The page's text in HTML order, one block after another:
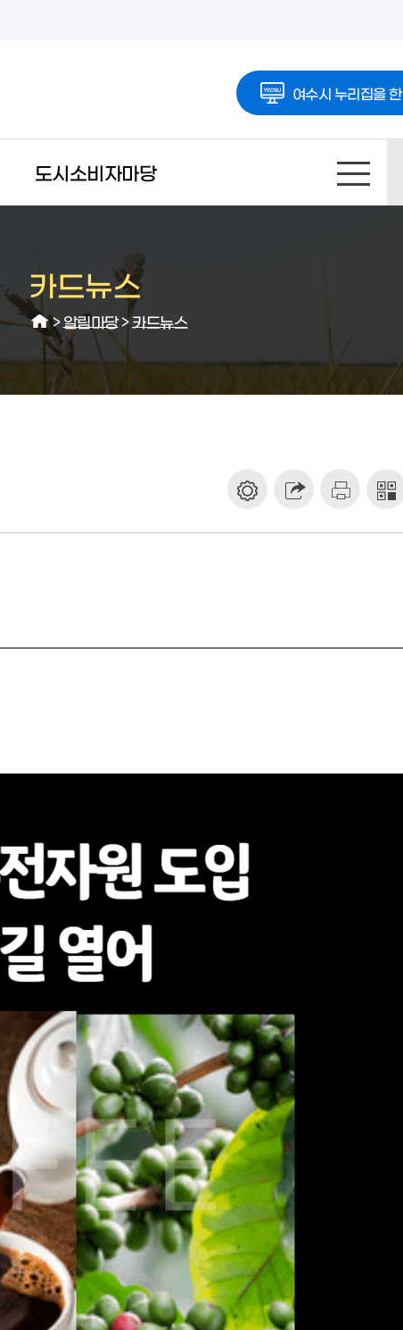
여수시 누리집을
도시소비자마당
카드뉴스
> 알림마당> 카드뉴스